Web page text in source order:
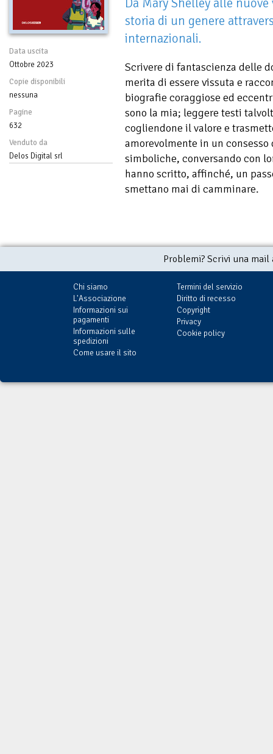
Data uscita
Ottobre 2023
Copie disponibili
nessuna
Pagine
632
Venduto da
Delos Digital srl
storia di un genere
internazionali.
Scrivere di fantascienza delle
merita di essere vissuta e
biografie coraggiose ed
sono la mia; leggere testi
cogliendone il valore e
amorevolmente in un
simboliche, conversando con
hanno scritto, affinché, un
smettano mai di camminare.
Problemi? Scrivi una
Chi siamo
L'Associazione
Informazioni sui
pagamenti
Informazioni sulle
spedizioni
Come usare il sito
Termini del servizio
Diritto di recesso
Copyright
Privacy
Cookie policy